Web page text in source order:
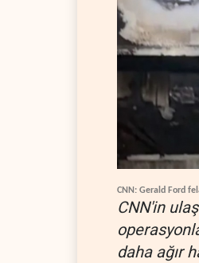
CNN: Gerald Ford
CNN'in
daha ağır